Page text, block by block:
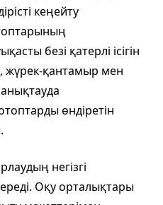
кеңейту
безі қатерлі ісігін
жүрек-қантамыр мен
өндіретін
негізгі
Оқу орталықтары